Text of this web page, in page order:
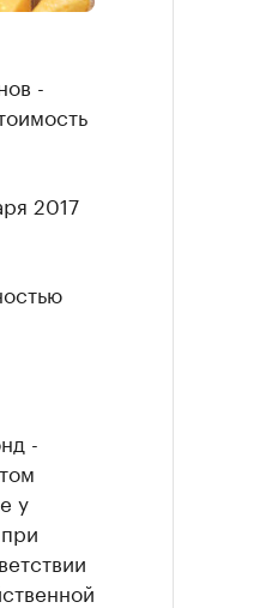
-
2017
-
у